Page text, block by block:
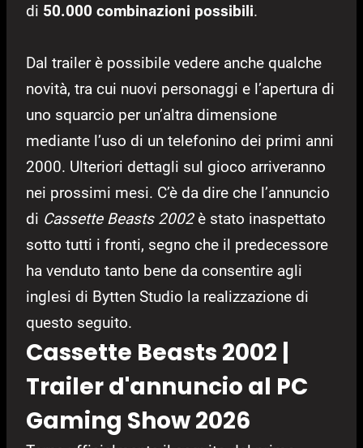
di 50.000 combinazioni possibili.
Dal trailer è possibile vedere anche qualche
novità, tra cui nuovi personaggi e l’apertura di
uno squarcio per un’altra dimensione
mediante l’uso di un telefonino dei primi anni
2000. Ulteriori dettagli sul gioco arriveranno
nei prossimi mesi. C’è da dire che l’annuncio
di Cassette Beasts 2002è stato inaspettato
sotto tutti i fronti, segno che il predecessore
ha venduto tanto bene da consentire agli
inglesi di Bytten Studio la realizzazione di
questo seguito.
Cassette Beasts 2002 |
Trailer d'annuncio al PC
Gaming Show 2026